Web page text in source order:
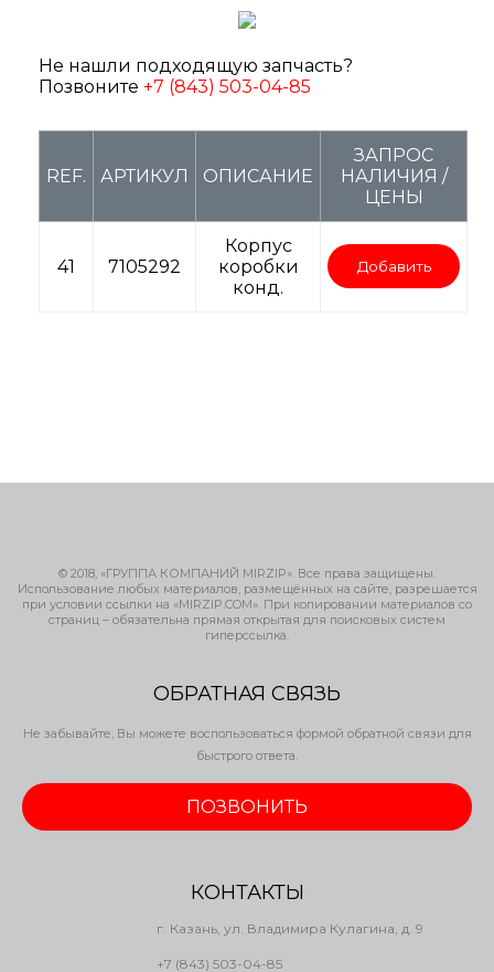
Не нашли подходящую запчасть?
Позвоните +7 (843) 503-04-85
REF. АРТИКУЛ ОПИСАНИЕ
ЗАПРОС
НАЛИЧИЯ /
ЦЕНЫ
41 7105292
Корпус
коробки
конд.
Добавить
© 2018, «ГРУППА КОМПАНИЙ MIRZIP». Все права защищены.
Использование любых материалов, размещённых на сайте, разрешается
при условии ссылки на «MIRZIP.COM». При копировании материалов со
страниц – обязательна прямая открытая для поисковых систем
гиперссылка.
ОБРАТНАЯ СВЯЗЬ
Не забывайте, Вы можете воспользоваться формой обратной связи для
быстрого ответа.
ПОЗВОНИТЬ
КОНТАКТЫ
г. Казань, ул. Владимира Кулагина, д. 9
+7 (843) 503-04-85